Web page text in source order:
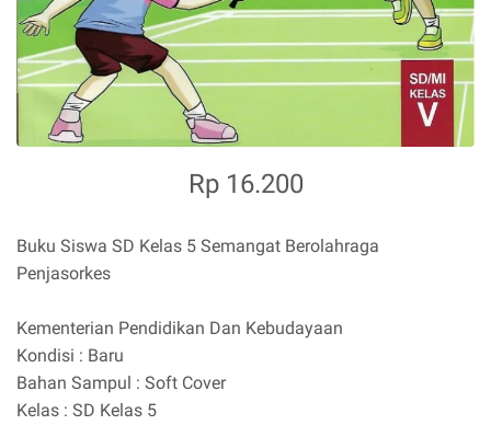
Rp 16.200
Buku Siswa SD Kelas 5 Semangat Berolahraga
Penjasorkes
Kementerian Pendidikan Dan Kebudayaan
Kondisi : Baru
Bahan Sampul : Soft Cover
Kelas : SD Kelas 5